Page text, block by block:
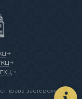
права застережено.